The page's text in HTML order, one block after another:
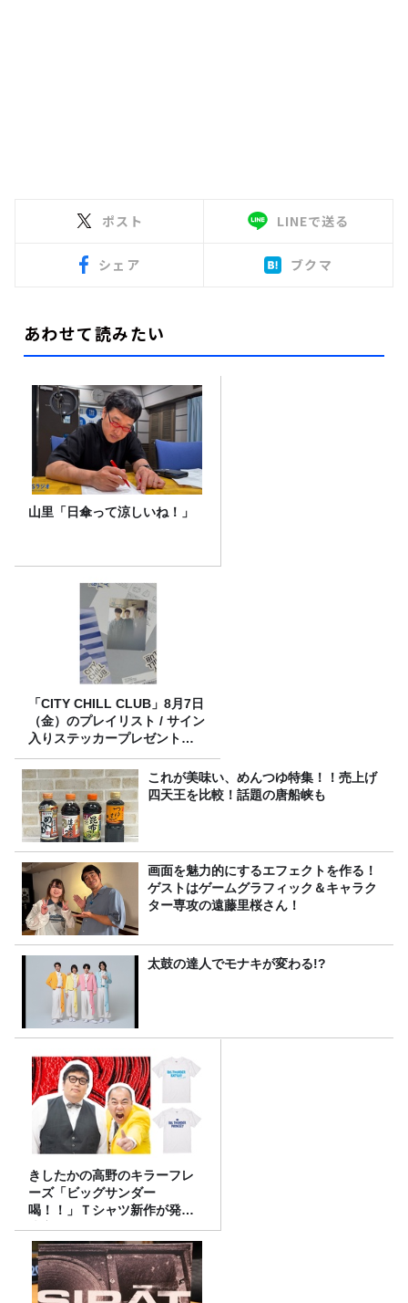
ポスト LINEで送る
シェア ブクマ
あわせて読みたい
山里「日傘って涼しいね！」
「CITY CHILL CLUB」8月7日
（金）のプレイリスト / サイン
入りステッカープレゼント有
り
これが美味い、めんつゆ特集！！売上げ
四天王を比較！話題の唐船峡も
画面を魅力的にするエフェクトを作る！
ゲストはゲームグラフィック＆キャラク
ター専攻の遠藤里桜さん！
太鼓の達人でモナキが変わる!?
きしたかの高野のキラーフレ
ーズ「ビッグサンダー
喝！！」Ｔシャツ新作が発売
決定！